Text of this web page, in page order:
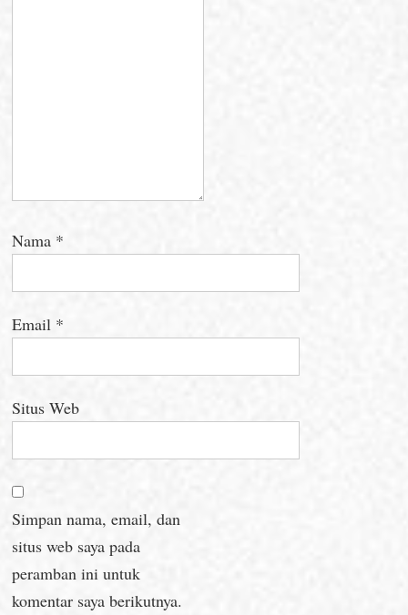
Nama *
Email *
Situs Web
Simpan nama, email, dan
situs web saya pada
peramban ini untuk
komentar saya berikutnya.